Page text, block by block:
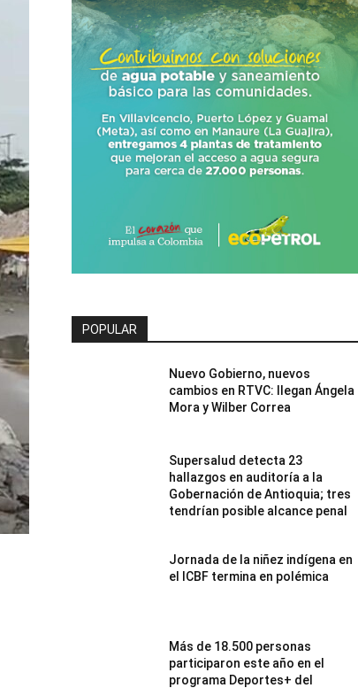
POPULAR
Nuevo Gobierno, nuevos
cambios en RTVC: llegan Ángela
Mora y Wilber Correa
Supersalud detecta 23
hallazgos en auditoría a la
Gobernación de Antioquia; tres
tendrían posible alcance penal
Jornada de la niñez indígena en
el ICBF termina en polémica
Más de 18.500 personas
participaron este año en el
programa Deportes+ del